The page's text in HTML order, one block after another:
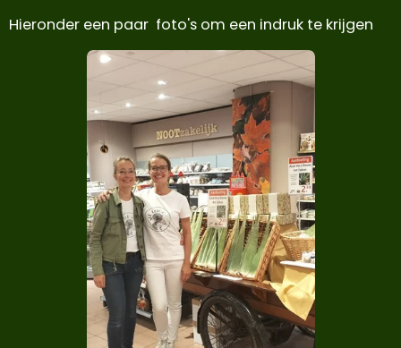
Hieronder een paar foto's om een indruk te krijgen